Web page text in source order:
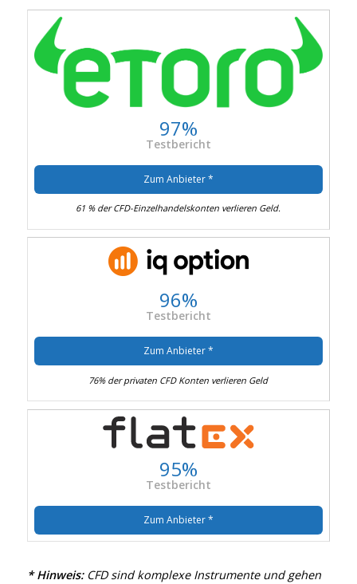
97%
Testbericht
Zum Anbieter *
61 % der CFD-Einzelhandelskonten verlieren Geld.
96%
Testbericht
Zum Anbieter *
76% der privaten CFD Konten verlieren Geld
95%
Testbericht
Zum Anbieter *
* Hinweis: CFD sind komplexe Instrumente und gehen